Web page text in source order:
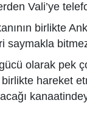
Vali’ye
birlikte
saymakla
olarak pek
hareket